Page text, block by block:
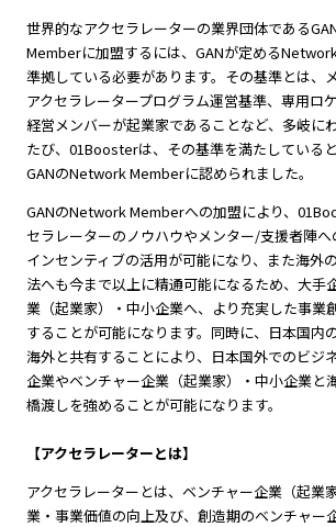
世界的なアクセラレーターの業界団体である
Memberに加盟するには、GANが定める
準拠している必要があります。その基準とは、
アクセラレータープログラム運営基準、専用ロ
経営メンバーが起業家であることなど、多岐に
たび、01Boosterは、その基準を満たしている
GANのNetwork Memberに認められました。
GANのNetwork Memberへの加盟により、
セラレーターのノウハウやメンター/支援者陣
インセンティブの活用が可能になり、また海外
法へも今まで以上に精通可能になるため、大手
業（起業家）・中小企業へ、より充実した事業
することが可能になります。同時に、日本国内
海外と共有することにより、日本国外でのビジ
企業やベンチャー企業（起業家）・中小企業と
橋渡しを強めることが可能になります。
【アクセラレーターとは】
アクセラレーターとは、ベンチャー企業（起業
業・事業価値の向上及び、創造期のベンチャー